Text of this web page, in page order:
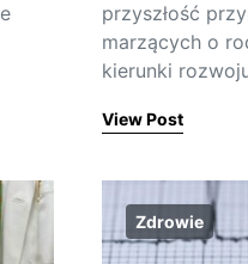
przyszłość
marzących o
kierunki
View Post
Zdrowie